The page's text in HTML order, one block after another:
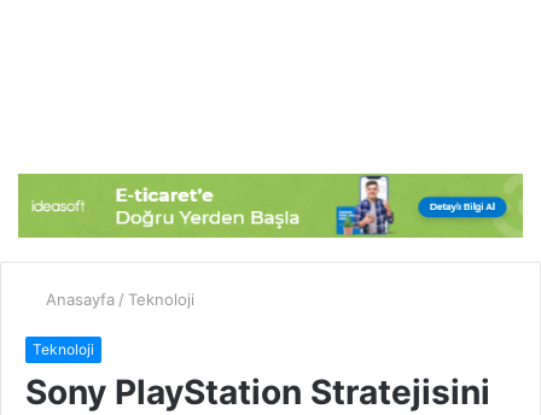
Anasayfa / Teknoloji
Teknoloji
Sony PlayStation Stratejisini